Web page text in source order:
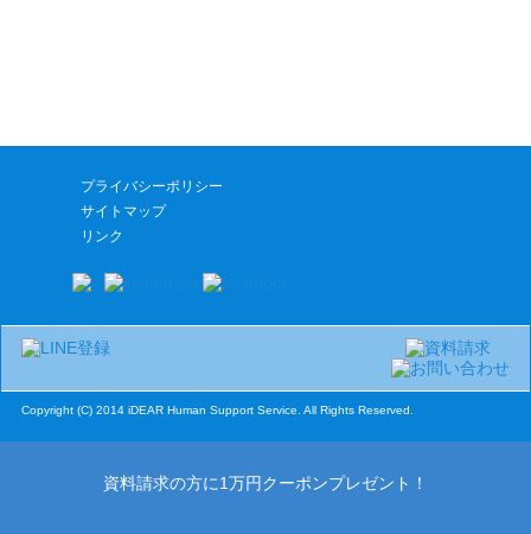
プライバシーポリシー
サイトマップ
リンク
Copyright (C) 2014 iDEAR Human Support Service. All Rights Reserved.
資料請求の方に1万円クーポンプレゼント！